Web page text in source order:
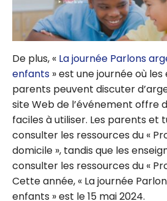
De plus, « La journée Parlons
enfants » est une journée où
parents peuvent discuter
site Web de l’événement offre
faciles à utiliser. Les parents et
consulter les ressources du «
domicile », tandis que les
consulter les ressources du «
Cette année, « La journée
enfants » est le 15 mai 2024.